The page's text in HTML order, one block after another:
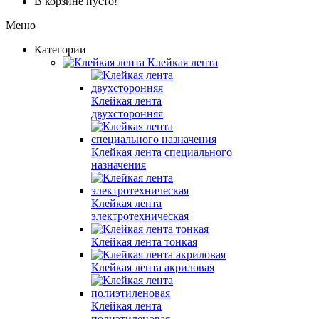
Меню
Категории
Клейкая лента
Клейкая лента
двухсторонняя
Клейкая лента специального
назначения
Клейкая лента
электротехническая
Клейкая лента тонкая
Клейкая лента акриловая
Клейкая лента